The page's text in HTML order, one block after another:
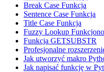
Break Case Funkcja
Sentence Case Funkcja
Title Case Funkcja
Fuzzy Lookup
Funkcja GETSUBSTR
Profesjonalne
Jak utworzyć makro
Jak napisać funkcję w